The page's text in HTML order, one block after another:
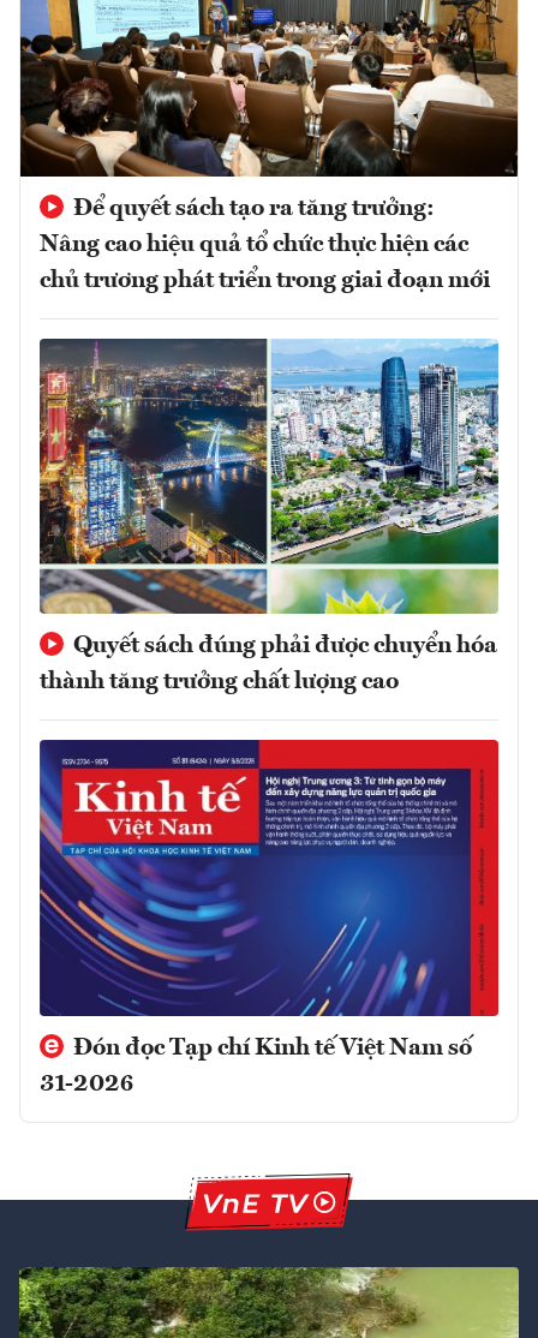
Để quyết sách tạo ra tăng trưởng:
Nâng cao hiệu quả tổ chức thực hiện các
chủ trương phát triển trong giai đoạn mới
Quyết sách đúng phải được chuyển hóa
thành tăng trưởng chất lượng cao
Đón đọc Tạp chí Kinh tế Việt Nam số
31-2026